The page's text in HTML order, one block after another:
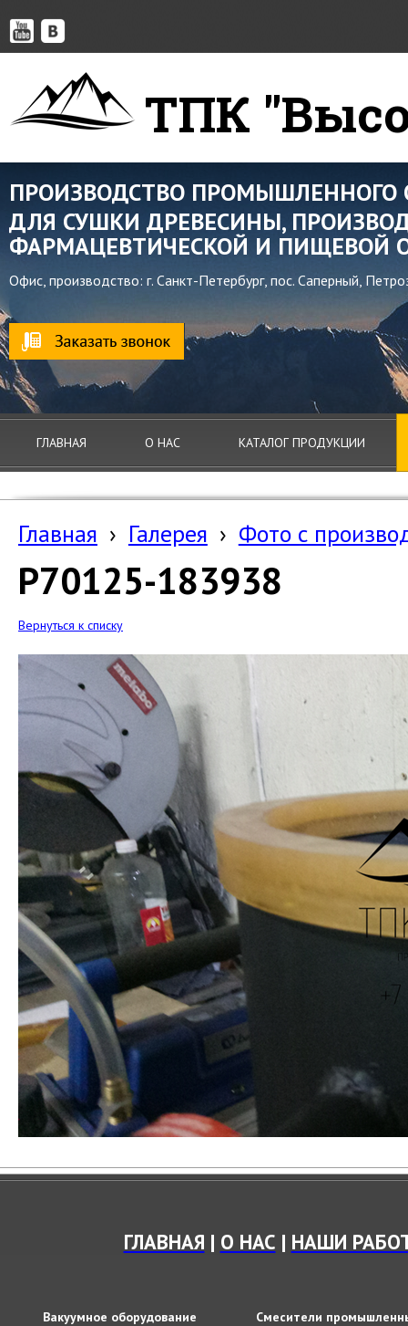
ТПК
ПРОИЗВОДСТВО ПРОМЫШЛЕННОГО
Офис, производство: г. Санкт-Петербург, пос. Саперный,
ДЛЯ СУШКИ ДРЕВЕСИНЫ,
ФАРМАЦЕВТИЧЕСКОЙ И ПИЩЕВОЙ
ГЛАВНАЯ О НАС КАТАЛОГ ПРОДУКЦИИ
Главная › Галерея › Фото с
P70125-183938
Вернуться к списку
ГЛАВНАЯ | О НАС | НАШИ
Вакуумное оборудование
Смесители